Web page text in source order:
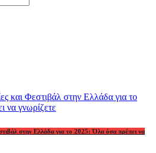
στην Ελλάδα για το 2025: Όλα όσα πρέπει να